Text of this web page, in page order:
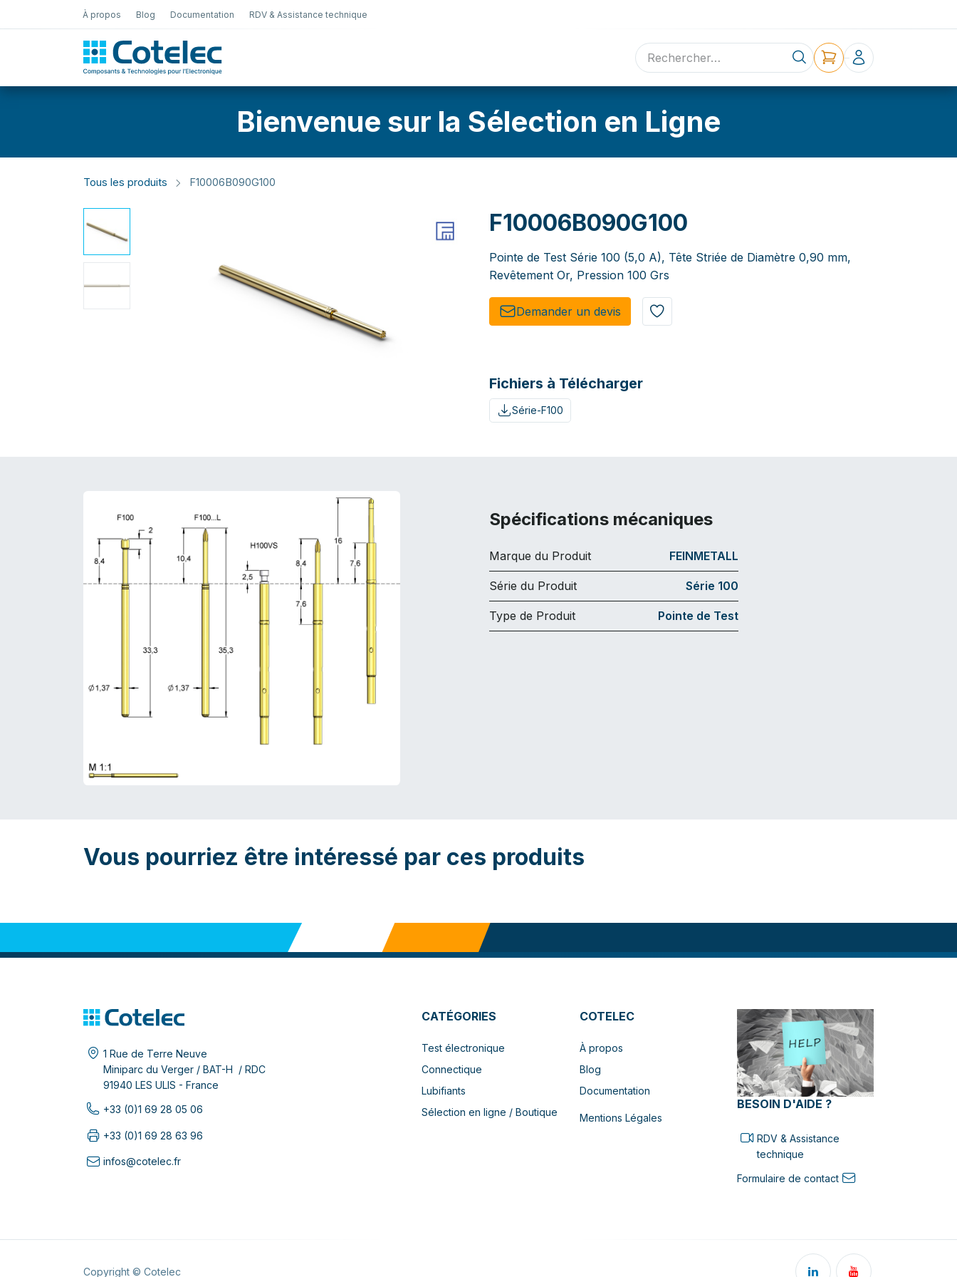
À propos Blog Documentation RDV & Assistance technique
Sélection en ligne Contact
Bienvenue sur la Sélection en Ligne
Tous les produits F10006B090G100
F10006B090G100
Pointe de Test Série 100 (5,0 A), Tête Striée de Diamètre 0,90 mm,
Revêtement Or, Pression 100 Grs
Demander un de​​vis​​
Fichiers à Télécharger
Série-F100
Spécifications mécaniques
Marque du Produit FEINMETALL
Série du Produit Série 100
Type de Produit Pointe de Test
Vous pourriez être intéressé par ces produits
1 Rue de Terre Neuve
Miniparc du Verger / BAT-H / RDC
91940 LES ULIS - France
+33 (0)1 69 28 05 06
+33 (0)1 69 28 63 96
infos@cotelec.fr
CATÉGORIES
Test électronique
Connectique
Lubifiants
Sélection en ligne / Boutique
COTELEC
À propos
Blog
Documentation
Mentions Légales
BESOIN D'AIDE ?
RDV & Assistance
technique
Formulaire de contact
Copyright © Cotelec